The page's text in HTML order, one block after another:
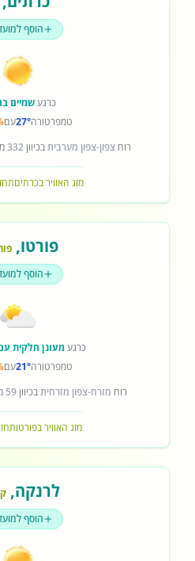
הוסף
כרגעשמיים
טמפרטורה27°עם
רוחצפון-צפון מערביתבכיוון332
מזג האוויר בכרתים
פורטו,
הוסף
כרגעמעונן חלקית
טמפרטורה21°עם
רוח מזרח-צפון מזרחיתבכיוון59
מזג האוויר בפורטו
לרנקה,
הוסף